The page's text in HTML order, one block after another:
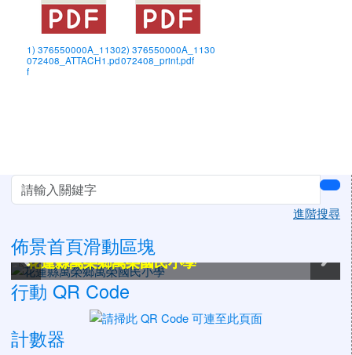
1) 376550000A_1130
072408_ATTACH1.pd
f
2) 376550000A_1130
072408_print.pdf
左邊區域內容
進階搜尋
佈景首頁滑動區塊
花蓮縣萬榮鄉萬榮國民小學
花蓮縣萬榮鄉萬榮國民小學
花蓮縣萬榮鄉萬榮國民小學
花蓮縣萬榮鄉萬榮國民小學
花蓮縣萬榮鄉萬榮國民小學
花蓮縣萬榮鄉萬榮國民小學
行動 QR Code
計數器